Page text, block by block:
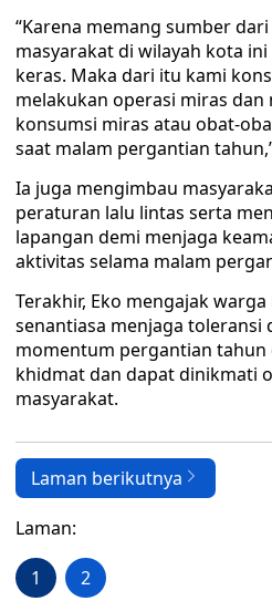
“Karena memang sumber
masyarakat di wilayah kota
keras. Maka dari itu kami
melakukan operasi miras dan
konsumsi miras atau obat-
saat malam pergantian
Ia juga mengimbau
peraturan lalu lintas serta
lapangan demi menjaga
aktivitas selama malam
Terakhir, Eko mengajak
senantiasa menjaga toleransi
momentum pergantian
khidmat dan dapat dinikmati
masyarakat.
Laman berikutnya
Laman:
1 2